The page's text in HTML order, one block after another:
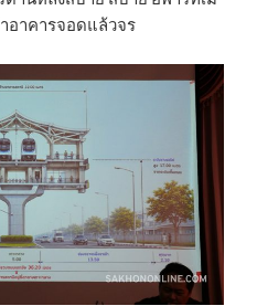
อาคารจอดแล้วจร